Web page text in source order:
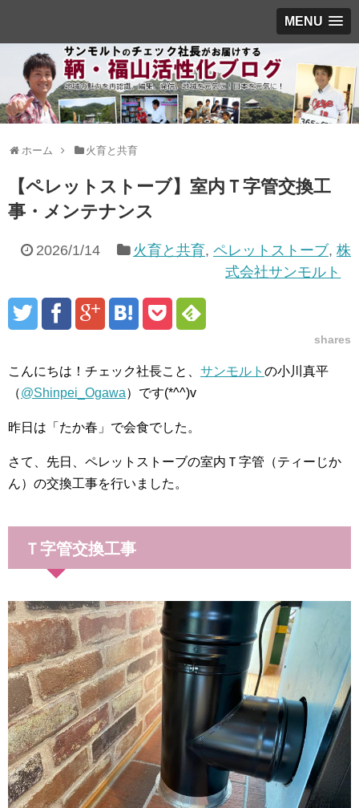
MENU
ホーム 火育と共育
【ペレットストーブ】室内Ｔ字管交換工
事・メンテナンス
2026/1/14 火育と共育, ペレットストーブ, 株
式会社サンモルト
shares
こんにちは！チェック社長こと、 サンモルト の小川真平
（@Shinpei_Ogawa）です(*^^)v
昨日は「たか春」で会食でした。
さて、先日、ペレットストーブの室内Ｔ字管（ティーじか
ん）の交換工事を行いました。
Ｔ字管交換工事